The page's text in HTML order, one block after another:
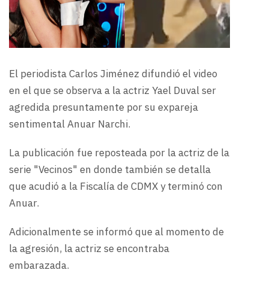
El periodista Carlos Jiménez difundió el video
en el que se observa a la actriz Yael Duval ser
agredida presuntamente por su expareja
sentimental Anuar Narchi.
La publicación fue reposteada por la actriz de la
serie "Vecinos" en donde también se detalla
que acudió a la Fiscalía de CDMX y terminó con
Anuar.
Adicionalmente se informó que al momento de
la agresión, la actriz se encontraba
embarazada.